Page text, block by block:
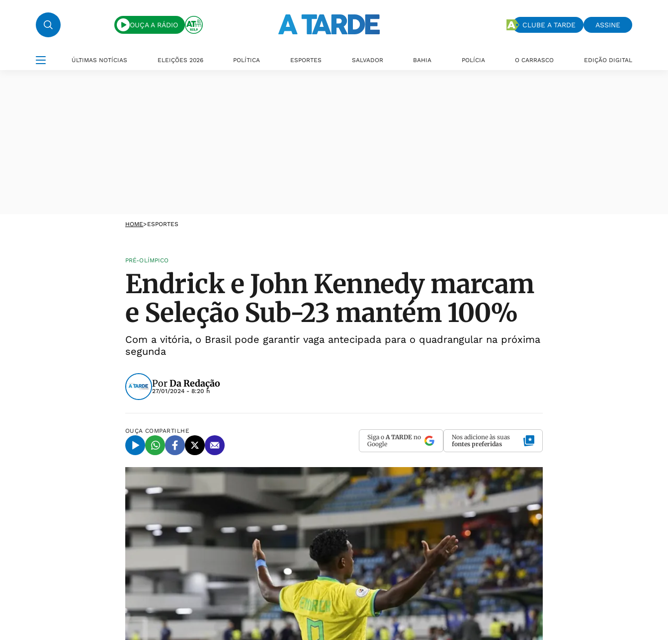
OUÇA A RÁDIO CLUBE A TARDE ASSINE
ÚLTIMAS NOTÍCIAS ELEIÇÕES 2026 POLÍTICA ESPORTES SALVADOR BAHIA POLÍCIA O CARRASCO EDIÇÃO DIGITAL
HOME>ESPORTES
PRÉ-OLÍMPICO
Endrick e John Kennedy marcam
e Seleção Sub-23 mantém 100%
Com a vitória, o Brasil pode garantir vaga antecipada para o quadrangular na próxima
segunda
PorDa Redação
27/01/2024 - 8:20 h
OUÇA COMPARTILHE
Siga o A TARDE no
Google
Nos adicione às suas
fontes preferidas